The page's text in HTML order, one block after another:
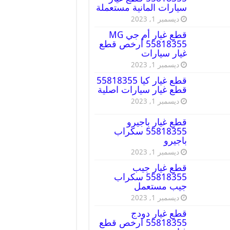
سيارات المانية مستعملة
ديسمبر 1, 2023
قطع غيار أم جي MG
55818355 أرخص قطع
غيار سيارات
ديسمبر 1, 2023
قطع غيار كيا 55818355
قطع غيار سيارات اصلية
ديسمبر 1, 2023
قطع غيار باجيرو
55818355 سكراب
باجيرو
ديسمبر 1, 2023
قطع غيار جيب
55818355 سكراب
جيب مستعمل
ديسمبر 1, 2023
قطع غيار دودج
55818355 ارخص قطع